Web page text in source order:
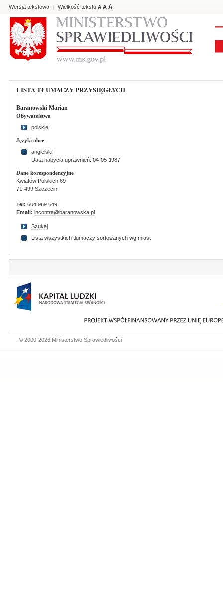
Wersja tekstowa | Wielkość tekstu A A A
LISTA TŁUMACZY PRZYSIĘGŁYCH
Baranowski Marian
Obywatelstwa
polskie
Języki obce
angielski
Data nabycia uprawnień: 04-05-1987
Dane korespondencyjne
Kwiatów Polskich 69
71-499 Szczecin
Tel: 604 969 649
Email: incontra@baranowska.pl
Szukaj
Lista wszystkich tlumaczy sortowanych wg miast
© 2000-2026 Ministerstwo Sprawiedliwości